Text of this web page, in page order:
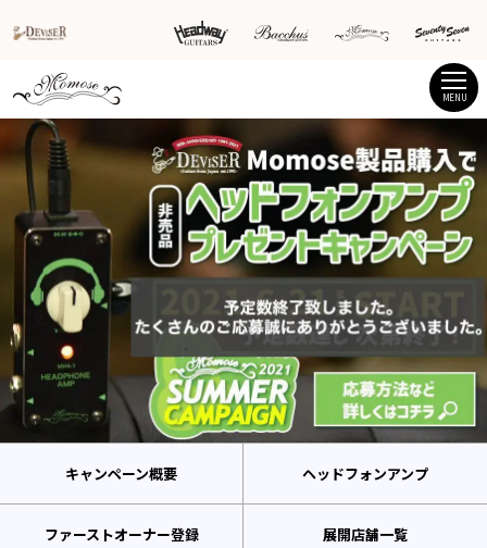
MENU
キャンペーン概要 ヘッドフォンアンプ
ファーストオーナー登録 展開店舗一覧